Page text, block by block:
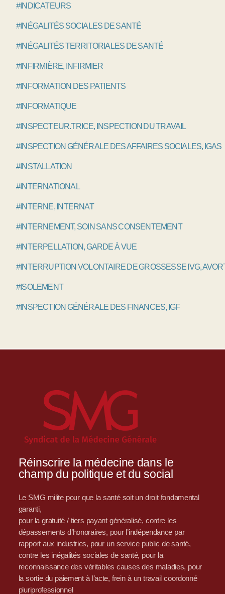
#INDICATEURS
#INÉGALITÉS SOCIALES DE SANTÉ
#INÉGALITÉS TERRITORIALES DE SANTÉ
#INFIRMIÈRE, INFIRMIER
#INFORMATION DES PATIENTS
#INFORMATIQUE
#INSPECTEUR.TRICE, INSPECTION DU TRAVAIL
#INSPECTION GÉNÉRALE DES AFFAIRES SOCIALES, IGAS
#INSTALLATION
#INTERNATIONAL
#INTERNE, INTERNAT
#INTERNEMENT, SOIN SANS CONSENTEMENT
#INTERPELLATION, GARDE À VUE
#INTERRUPTION VOLONTAIRE DE GROSSESSE IVG,
#ISOLEMENT
#INSPECTION GÉNÉRALE DES FINANCES, IGF
Réinscrire la médecine dans le
champ du politique et du social
Le SMG milite pour que la santé soit un droit fondamental
garanti,
pour la gratuité / tiers payant généralisé, contre les
dépassements d’honoraires, pour l’indépendance par
rapport aux industries, pour un service public de santé,
contre les inégalités sociales de santé, pour la
reconnaissance des véritables causes des maladies, pour
la sortie du paiement à l’acte, frein à un travail coordonné
pluriprofessionnel